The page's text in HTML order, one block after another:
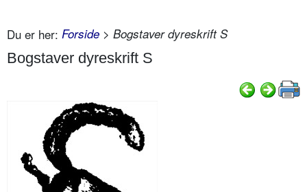
Du er her: Forside > Bogstaver dyreskrift S
Bogstaver dyreskrift S